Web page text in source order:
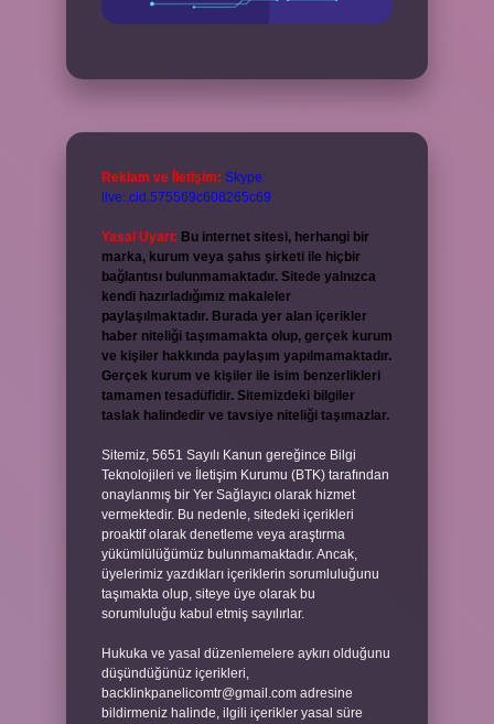
Reklam ve İletişim: Skype:
live:.cid.575569c608265c69
Yasal Uyarı: Bu internet sitesi, herhangi bir
marka, kurum veya şahıs şirketi ile hiçbir
bağlantısı bulunmamaktadır. Sitede yalnızca
kendi hazırladığımız makaleler
paylaşılmaktadır. Burada yer alan içerikler
haber niteliği taşımamakta olup, gerçek kurum
ve kişiler hakkında paylaşım yapılmamaktadır.
Gerçek kurum ve kişiler ile isim benzerlikleri
tamamen tesadüfidir. Sitemizdeki bilgiler
taslak halindedir ve tavsiye niteliği taşımazlar.
Sitemiz, 5651 Sayılı Kanun gereğince Bilgi
Teknolojileri ve İletişim Kurumu (BTK) tarafından
onaylanmış bir Yer Sağlayıcı olarak hizmet
vermektedir. Bu nedenle, sitedeki içerikleri
proaktif olarak denetleme veya araştırma
yükümlülüğümüz bulunmamaktadır. Ancak,
üyelerimiz yazdıkları içeriklerin sorumluluğunu
taşımakta olup, siteye üye olarak bu
sorumluluğu kabul etmiş sayılırlar.
Hukuka ve yasal düzenlemelere aykırı olduğunu
düşündüğünüz içerikleri,
backlinkpanelicomtr@gmail.com adresine
bildirmeniz halinde, ilgili içerikler yasal süre